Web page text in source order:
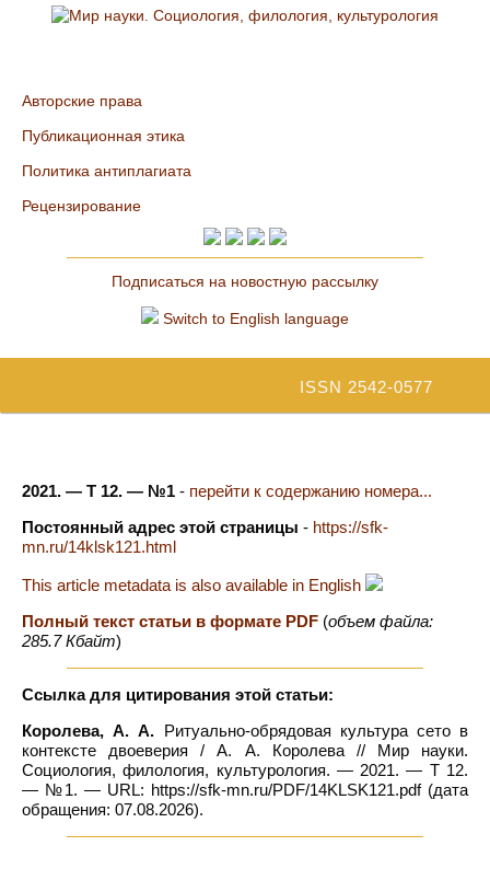
Авторские права
Публикационная этика
Политика антиплагиата
Рецензирование
Подписаться на новостную рассылку
Switch to English language
ISSN 2542-0577
2021. — Т 12. — №1 - перейти к содержанию номера...
Постоянный адрес этой страницы - https://sfk-
mn.ru/14klsk121.html
This article metadata is also available in English
Полный текст статьи в формате PDF (объем файла:
285.7 Кбайт)
Ссылка для цитирования этой статьи:
Королева, А. А. Ритуально-обрядовая культура сето в
контексте двоеверия / А. А. Королева // Мир науки.
Социология, филология, культурология. — 2021. — Т 12.
— №1. — URL: https://sfk-mn.ru/PDF/14KLSK121.pdf (дата
обращения: 07.08.2026).